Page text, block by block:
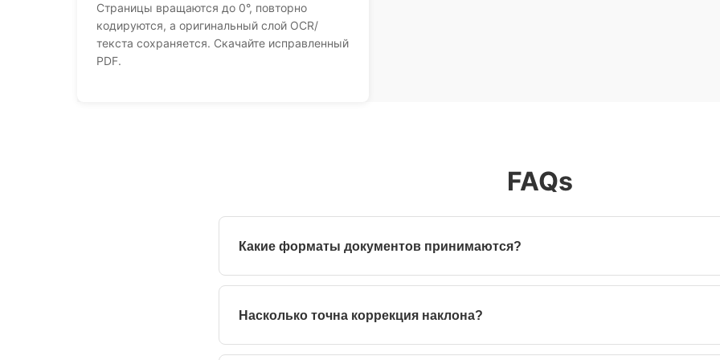
Страницы вращаются до 0°, повторно
кодируются, а оригинальный слой OCR/
текста сохраняется. Скачайте исправленный
PDF.
FAQs
Какие форматы документов принимаются?
Стандартные PDF‑файлы (включая зашифрованные PDF с пользовательским паролем).
Насколько точна коррекция наклона?
OpenCV вычисляет вращение с точностью до субградуса (±0,1°). Большинство сканов